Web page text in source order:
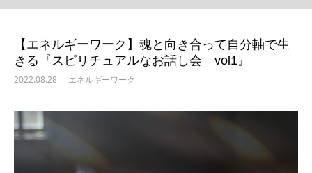
【エネルギーワーク】魂と向き合って自分軸で生
きる『スピリチュアルなお話し会 vol1』
2022.08.28 エネルギーワーク
ウェブショップ
ブログ